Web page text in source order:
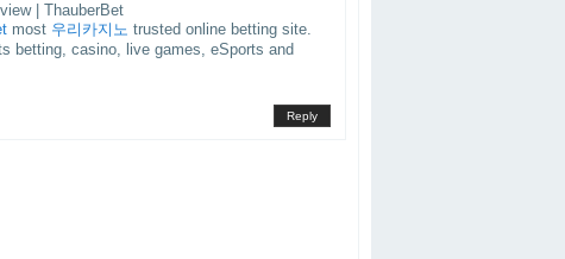
Reply
| ThauberBet
most 우리카지노 trusted online betting site.
betting, casino, live games, eSports and